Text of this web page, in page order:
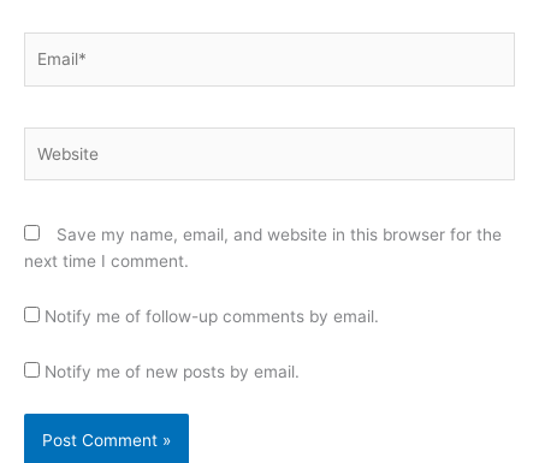
Save my name, email, and website in this browser for the
next time I comment.
Notify me of follow-up comments by email.
Notify me of new posts by email.